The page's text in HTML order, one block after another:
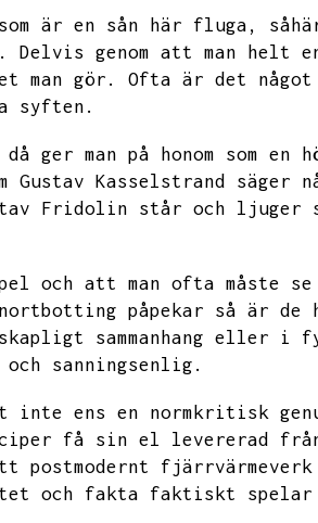
som är en sån här fluga,
Delvis genom att man
man gör. Ofta är det
syften.
ger man på honom som en
Gustav Kasselstrand
Fridolin står och
och att man ofta måste
Snortbotting påpekar så är
sammanhang eller i
sanningsenlig.
inte ens en normkritisk
få sin el levererad från
och fakta faktiskt spelar